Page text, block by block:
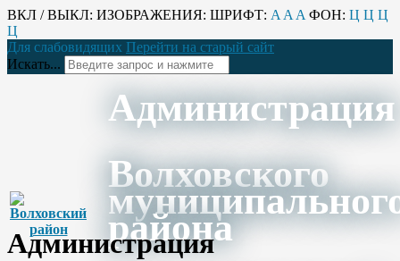
ВКЛ / ВЫКЛ: ИЗОБРАЖЕНИЯ: ШРИФТ: A A A ФОН: Ц Ц Ц
Ц
Для слабовидящих Перейти на старый сайт
Искать...
Администрация
Волховского
района
Администрация